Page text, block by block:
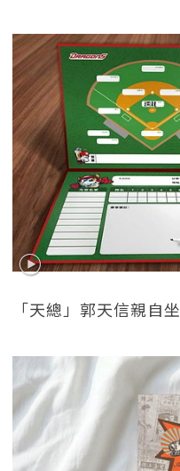
「天總」郭天信親自